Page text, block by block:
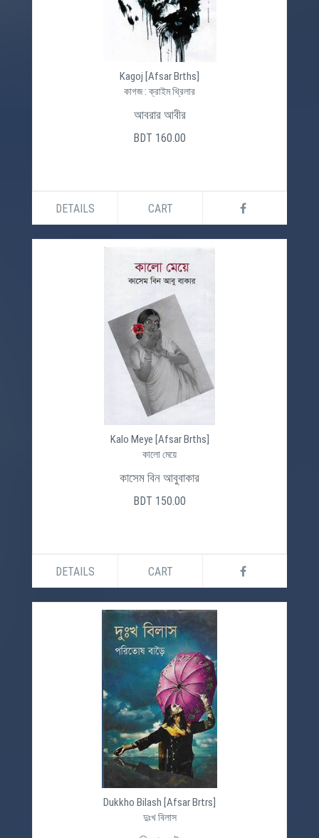
Kagoj [Afsar Brths]
কাগজ : ক্রাইম থ্রিলার
আবরার আবীর
BDT 160.00
DETAILS CART
Kalo Meye [Afsar Brths]
কালো মেয়ে
কাসেম বিন আবুবাকার
BDT 150.00
DETAILS CART
Dukkho Bilash [Afsar Brtrs]
দুঃখ বিলাস